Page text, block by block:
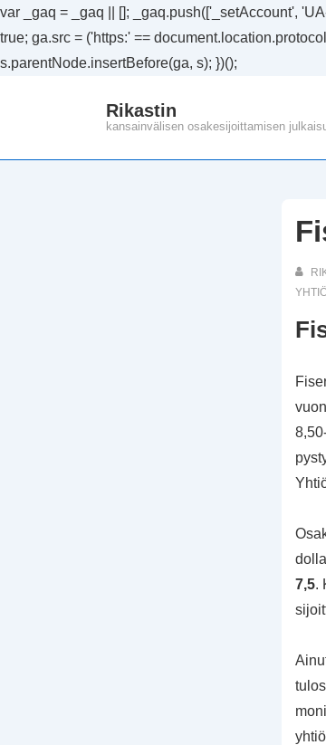
var _gaq = _gaq || []; _gaq.push(['_setAccount',
true; ga.src = ('https:' ==
s.parentNode.insertBefore(ga, s); })();
Rikastin
kansainvälisen osakesijoittamisen
7,5.